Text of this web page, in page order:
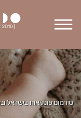
|
סורמום פונקאות בישראל